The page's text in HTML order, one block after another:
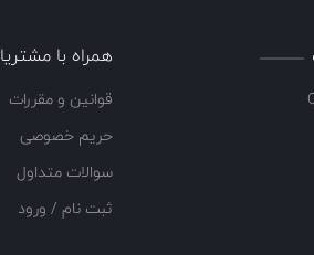
همراه با
قوانین و مقررات
حریم خصوصی
سوالات متداول
ثبت نام / ورود